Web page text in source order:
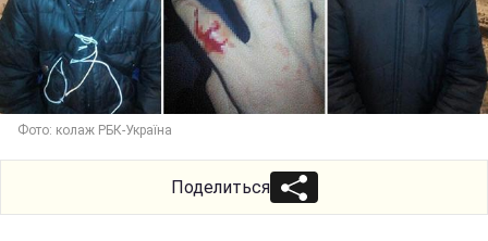
Фото: колаж РБК-Україна
Поделиться